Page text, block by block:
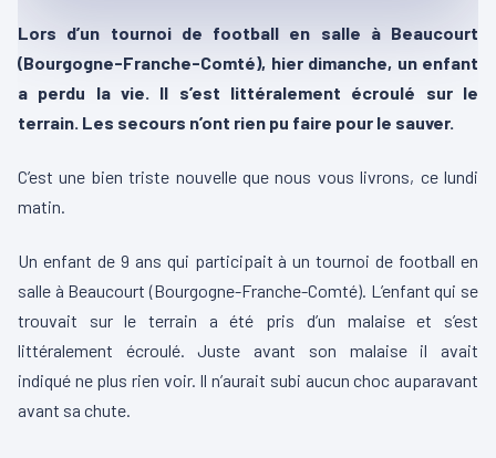
Lors d’un tournoi de football en salle à Beaucourt
(Bourgogne-Franche-Comté), hier dimanche, un enfant
a perdu la vie. Il s’est littéralement écroulé sur le
terrain. Les secours n’ont rien pu faire pour le sauver.
C’est une bien triste nouvelle que nous vous livrons, ce lundi
matin.
Un enfant de 9 ans qui participait à un tournoi de football en
salle à Beaucourt (Bourgogne-Franche-Comté). L’enfant qui se
trouvait sur le terrain a été pris d’un malaise et s’est
littéralement écroulé. Juste avant son malaise il avait
indiqué ne plus rien voir. Il n’aurait subi aucun choc auparavant
avant sa chute.